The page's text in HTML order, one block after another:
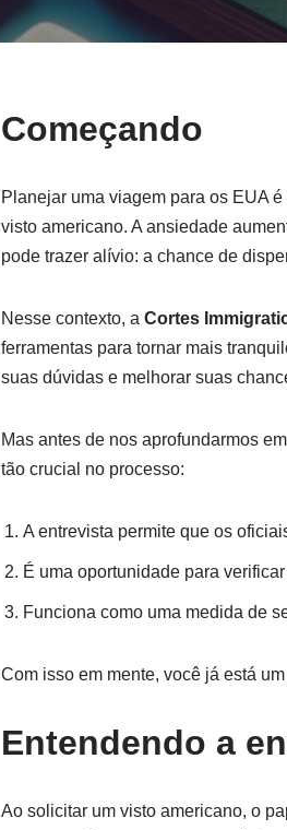
Começando
Planejar uma viagem para os EUA
visto americano. A ansiedade
pode trazer alívio: a chance de
Nesse contexto, aCortes
ferramentas para tornar mais
suas dúvidas e melhorar suas
Mas antes de nos aprofundarmos
tão crucial no processo:
A entrevista permite que os
É uma oportunidade para
Funciona como uma medida de
Com isso em mente, você já está
Entendendo a
Ao solicitar um visto americano, o